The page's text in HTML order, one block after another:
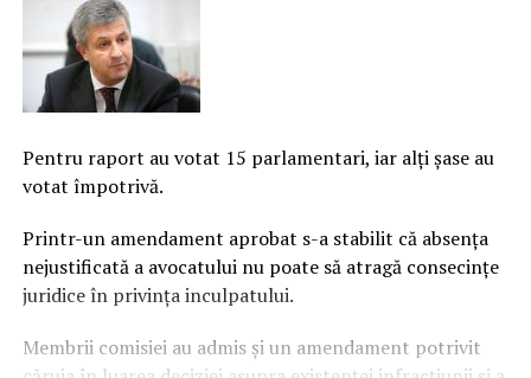
Pentru raport au votat 15 parlamentari, iar alţi şase au
votat împotrivă.
Printr-un amendament aprobat s-a stabilit că absenţa
nejustificată a avocatului nu poate să atragă consecinţe
juridice în privinţa inculpatului.
Membrii comisiei au admis şi un amendament potrivit